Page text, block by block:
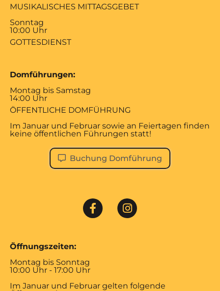
MUSIKALISCHES MITTAGSGEBET
Sonntag
10:00 Uhr
GOTTESDIENST
Domführungen:
Montag bis Samstag
14:00 Uhr
ÖFFENTLICHE DOMFÜHRUNG
Im Januar und Februar sowie an Feiertagen finden
keine öffentlichen Führungen statt!
Buchung Domführung
Öffnungszeiten:
Montag bis Sonntag
10:00 Uhr - 17:00 Uhr
Im Januar und Februar gelten folgende